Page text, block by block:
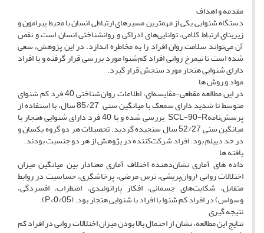
مقدمه و اهداف
دستگاه شنوایی یکی از مهمترین مسیرهای ارتباطی انسان با محیط پیرامون و
زیربنای ارتباط کلامی، توانایی‌های ادراکی و روانشناختی انسان است و نقص
آن می‌تواند سلامت روان افراد را به مخاطره اندازد. در این پژوهش، سعی
شده است تا نیمرخ روانی افراد کم‌شنوا مورد بررسی قرار گرفته و با افراد
دارای شنوایی هنجار مورد سنجش قرار گیرد.
مواد و روش ها
در این مطالعه مقطعی-مقایسه‌ای، اطلاعات روان‌شناختی 40 فرد کم شنوای
متوسط تا شدید دارای سمعک با میانگین سنی 85/27 سال، با استفاده از
پرسش‌نامهSCL-90-R بررسی شده و با 40 فرد دارای شنوایی هنجار با
میانگین سنی 52/27 سال سنجیده گردید. تحصیلات هر دو گروه یکسان و
در حد دیپلم بود. افراد شرکت‌کننده در پژوهش از هر دو جنسیت بودند.
یافته ها
داده های آماری نشان‌دهنده اختلاف آماری معنادار بین میانگین میزان
اختلالات روانی (روان‌پریشی، ترس مرضی، پرخاشگری، حساسیت در روابط
متقابل، شکایت‌های جسمانی، افکار پارانوئیدی، اضطراب، افسردگی،
وسواس) در افراد کم شنوا با افراد با شنوایی هنجار بود. (0/05>P).
نتیجه گیری
نتایج این مطالعه، نشان از احتمال بالا بودن میزان اختلالات روانی در افراد کم